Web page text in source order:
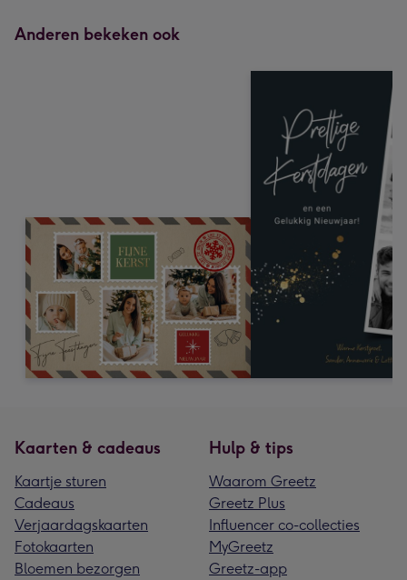
Anderen bekeken ook
Kaarten & cadeaus
Kaartje sturen
Cadeaus
Verjaardagskaarten
Fotokaarten
Bloemen bezorgen
Hulp & tips
Waarom Greetz
Greetz Plus
Influencer co-collecties
MyGreetz
Greetz-app